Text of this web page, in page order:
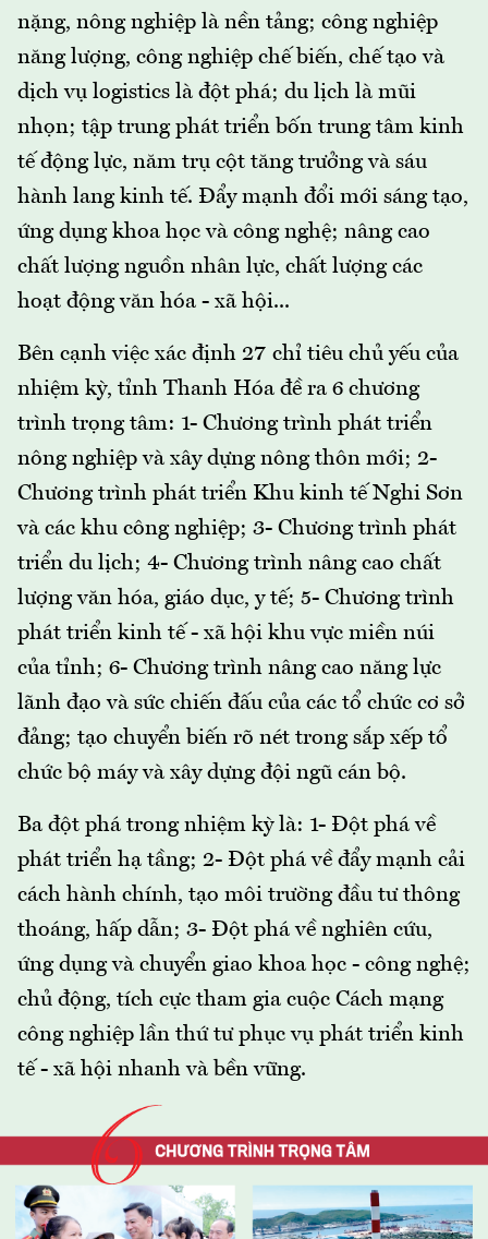
nặng, nông nghiệp là nền tảng; công nghiệp
năng lượng, công nghiệp chế biến, chế tạo và
dịch vụ logistics là đột phá; du lịch là mũi
nhọn; tập trung phát triển bốn trung tâm kinh
tế động lực, năm trụ cột tăng trưởng và sáu
hành lang kinh tế. Đẩy mạnh đổi mới sáng tạo,
ứng dụng khoa học và công nghệ; nâng cao
chất lượng nguồn nhân lực, chất lượng các
hoạt động văn hóa - xã hội...
Bên cạnh việc xác định 27 chỉ tiêu chủ yếu của
nhiệm kỳ, tỉnh Thanh Hóa đề ra 6 chương
trình trọng tâm: 1- Chương trình phát triển
nông nghiệp và xây dựng nông thôn mới; 2-
Chương trình phát triển Khu kinh tế Nghi Sơn
và các khu công nghiệp; 3- Chương trình phát
triển du lịch; 4- Chương trình nâng cao chất
lượng văn hóa, giáo dục, y tế; 5- Chương trình
phát triển kinh tế - xã hội khu vực miền núi
của tỉnh; 6- Chương trình nâng cao năng lực
lãnh đạo và sức chiến đấu của các tổ chức cơ sở
đảng; tạo chuyển biến rõ nét trong sắp xếp tổ
chức bộ máy và xây dựng đội ngũ cán bộ.
Ba đột phá trong nhiệm kỳ là: 1- Đột phá về
phát triển hạ tầng; 2- Đột phá về đẩy mạnh cải
cách hành chính, tạo môi trường đầu tư thông
thoáng, hấp dẫn; 3- Đột phá về nghiên cứu,
ứng dụng và chuyển giao khoa học - công nghệ;
chủ động, tích cực tham gia cuộc Cách mạng
công nghiệp lần thứ tư phục vụ phát triển kinh
tế - xã hội nhanh và bền vững.